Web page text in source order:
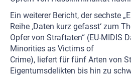
Ein weiterer Bericht, der sechste
Reihe ‚Daten kurz gefasst‘ zum
Opfer von Straftaten“ (EU-MIDIS
Minorities as Victims of
Crime), liefert für fünf Arten von
Eigentumsdelikten bis hin zu